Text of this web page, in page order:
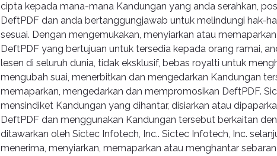
cipta kepada mana-mana Kandungan yang anda serahkan,
DeftPDF dan anda bertanggungjawab untuk melindungi hak-
sesuai. Dengan mengemukakan, menyiarkan atau
DeftPDF yang bertujuan untuk tersedia kepada orang ramai,
lesen di seluruh dunia, tidak eksklusif, bebas royalti untuk
mengubah suai, menerbitkan dan mengedarkan Kandungan
memaparkan, mengedarkan dan mempromosikan DeftPDF.
mensindiket Kandungan yang dihantar, disiarkan atau
DeftPDF dan menggunakan Kandungan tersebut berkaitan
ditawarkan oleh Sictec Infotech, Inc.. Sictec Infotech, Inc.
menerima, menyiarkan, memaparkan atau menghantar